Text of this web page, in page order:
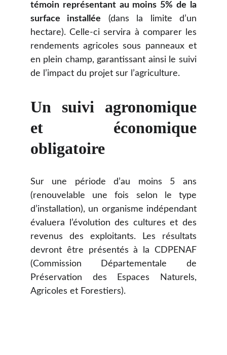
témoin représentant au moins 5% de la
surface installée (dans la limite d’un
hectare). Celle-ci servira à comparer les
rendements agricoles sous panneaux et
en plein champ, garantissant ainsi le suivi
de l’impact du projet sur l’agriculture.
Un suivi agronomique
et économique
obligatoire
Sur une période d’au moins 5 ans
(renouvelable une fois selon le type
d’installation), un organisme indépendant
évaluera l’évolution des cultures et des
revenus des exploitants. Les résultats
devront être présentés à la CDPENAF
(Commission Départementale de
Préservation des Espaces Naturels,
Agricoles et Forestiers).